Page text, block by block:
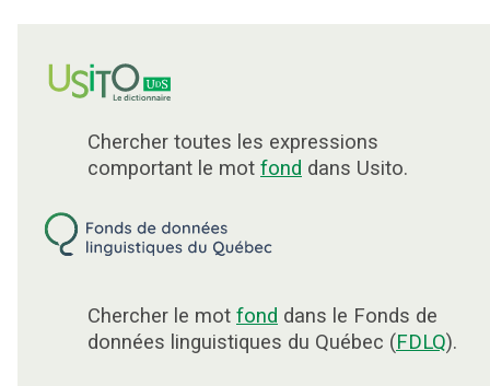
Chercher toutes les expressions
comportant le mot fond dans Usito.
Chercher le mot fond dans le Fonds de
données linguistiques du Québec (FDLQ).